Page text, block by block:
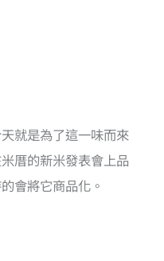
就是為了這一味而來
厝的新米發表會上品
會將它商品化。